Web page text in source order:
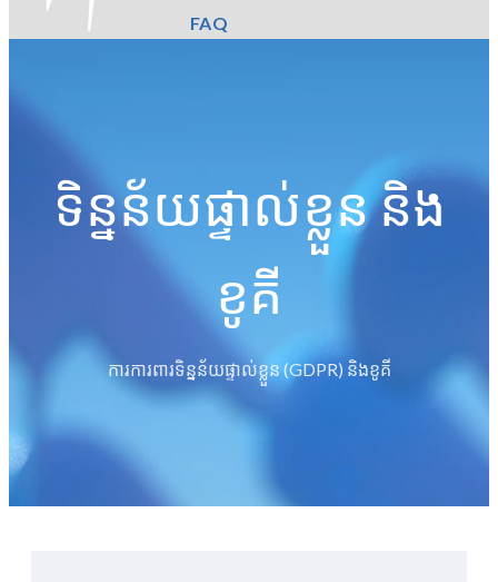
FAQ
ទិន្នន័យផ្ទាល់ខ្លួន និង
ខូគី
ការការពារទិន្នន័យផ្ទាល់ខ្លួន (GDPR) និងខូគី